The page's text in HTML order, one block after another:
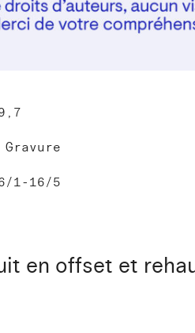
1-16/5
en offset et